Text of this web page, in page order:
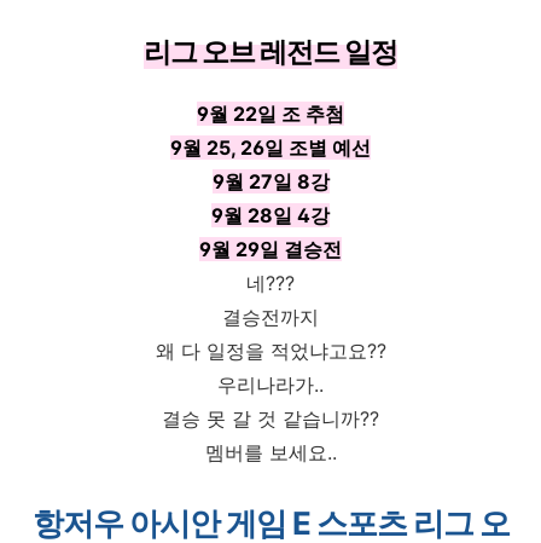
리그 오브 레전드 일정
9월 22일 조 추첨
9월 25, 26일 조별 예선
9월 27일 8강
9월 28일 4강
9월 29일 결승전
네???
결승전까지
왜 다 일정을 적었냐고요??
우리나라가..
결승 못 갈 것 같습니까??
멤버를 보세요..
항저우 아시안 게임 E 스포츠 리그 오